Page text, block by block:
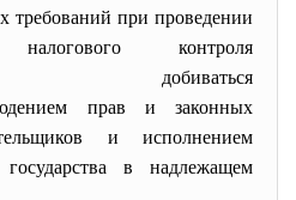
при проведении
контроля
добиваться
прав и законных
и исполнением
в надлежащем